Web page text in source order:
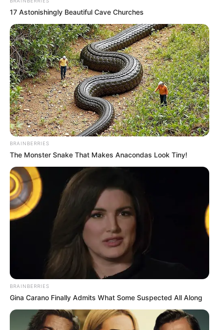
Συντάξεις Σεπτεμβρίου 2026 πληρωμή
Ακολουθήστε το evianews.com στοGoogle
News
ΤΑ ΠΙΟ ΔΗΜΟΦΙΛΗ
17 Astonishingly Beautiful Cave Churches
BRAINBERRIES
The Monster Snake That Makes Anacondas Look Tiny!
BRAINBERRIES
Gina Carano Finally Admits What Some Suspected All Along